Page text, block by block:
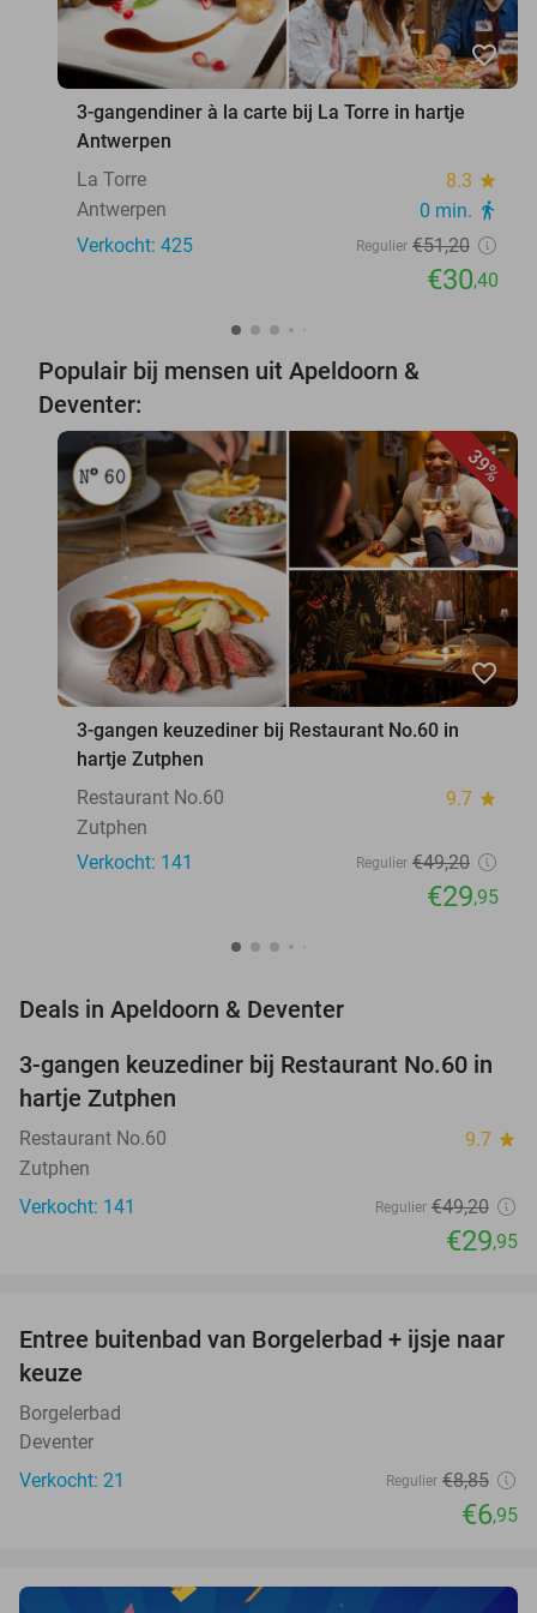
favorite_border
3-gangendiner à la carte bij La Torre in hartje
Antwerpen
La Torre
8.3 star
Antwerpen 0 min. directions_walk
Verkocht: 425 Regulier €51,20
€30,40
Populair bij mensen uit Apeldoorn &
Deventer:
39%
favorite_border
3-gangen keuzediner bij Restaurant No.60 in
hartje Zutphen
Restaurant No.60
9.7 star
Zutphen
Verkocht: 141
Regulier €49,20
€29,95
Deals in Apeldoorn & Deventer
39%
3-gangen keuzediner bij Restaurant No.60 in
hartje Zutphen
Restaurant No.60 9.7 star
Zutphen
Verkocht: 141
Regulier €49,20
€29,95
21%
TODAY
Entree buitenbad van Borgelerbad + ijsje naar
keuze
Borgelerbad
Deventer
Verkocht: 21
Regulier €8,85
€6,95